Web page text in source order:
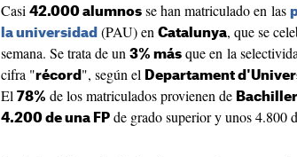
Casi 42.000 alumnos se han matriculado en las
la universidad (PAU) en Catalunya, que se
semana. Se trata de un 3% más que en la
cifra "récord ", según el Departament
El 78% de los matriculados provienen de
4.200 de una FP de grado superior y unos 4.800